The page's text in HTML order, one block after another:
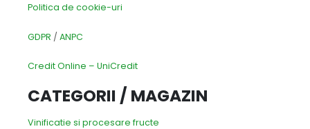
Politica de cookie-uri
GDPR / ANPC
Credit Online – UniCredit
CATEGORII / MAGAZIN
Vinificatie si procesare fructe